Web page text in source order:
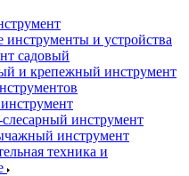
и устройства
садовый
и крепежный инструмент
инструмент
инструмент
техника и